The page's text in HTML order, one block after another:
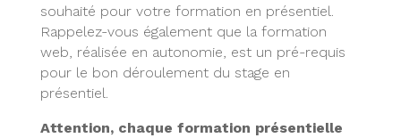
souhaité pour votre formation en présentiel.
Rappelez-vous également que la formation
web, réalisée en autonomie, est un pré-requis
pour le bon déroulement du stage en
présentiel.
Attention, chaque formation présentielle